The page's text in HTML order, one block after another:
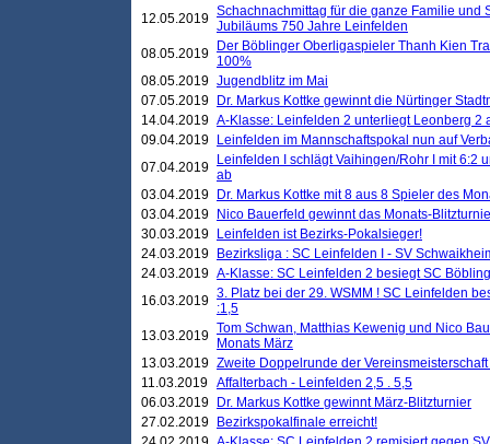
12.05.2019 Schachnachmittag für die ganze Familie und
Jubiläums 750 Jahre Leinfelden
08.05.2019
Der Böblinger Oberligaspieler Thanh Kien
100%
08.05.2019 Jugendblitz im Mai
07.05.2019
Dr. Markus Kottke gewinnt die Nürtinger
14.04.2019 A-Klasse: Leinfelden 2 unterliegt Leonberg 2
09.04.2019
Leinfelden im Mannschaftspokal nun auf
07.04.2019
Leinfelden I schlägt Vaihingen/Rohr I mit 6:2
ab
03.04.2019
Dr. Markus Kottke mit 8 aus 8 Spieler des
03.04.2019
Nico Bauerfeld gewinnt das Monats-
30.03.2019
Leinfelden ist Bezirks-Pokalsieger!
24.03.2019
Bezirksliga : SC Leinfelden I - SV
24.03.2019 A-Klasse: SC Leinfelden 2 besiegt SC
16.03.2019 3. Platz bei der 29. WSMM ! SC Leinfelden
:1,5
13.03.2019 Tom Schwan, Matthias Kewenig und Nico
Monats März
13.03.2019 Zweite Doppelrunde der
11.03.2019 Affalterbach - Leinfelden 2,5 . 5,5
06.03.2019
Dr. Markus Kottke gewinnt März-Blitzturnier
27.02.2019
Bezirkspokalfinale erreicht!